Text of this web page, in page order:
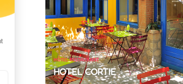
HOTEL CORTIE
HÔTEL-RESTAURANT